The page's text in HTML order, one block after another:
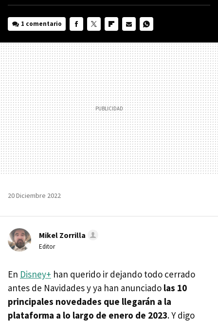
1 comentario
MAIL
20 Diciembre 2022
Mikel Zorrilla
Editor
En Disney+ han querido ir dejando todo cerrado
antes de Navidades y ya han anunciado las 10
principales novedades que llegarán a la
plataforma a lo largo de enero de 2023. Y digo